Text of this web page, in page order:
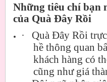
Những tiêu chí bạn
của Quà Đây Rồi
·
Quà Đây Rồi
hề thông quan
khách hàng có
cũng như giá